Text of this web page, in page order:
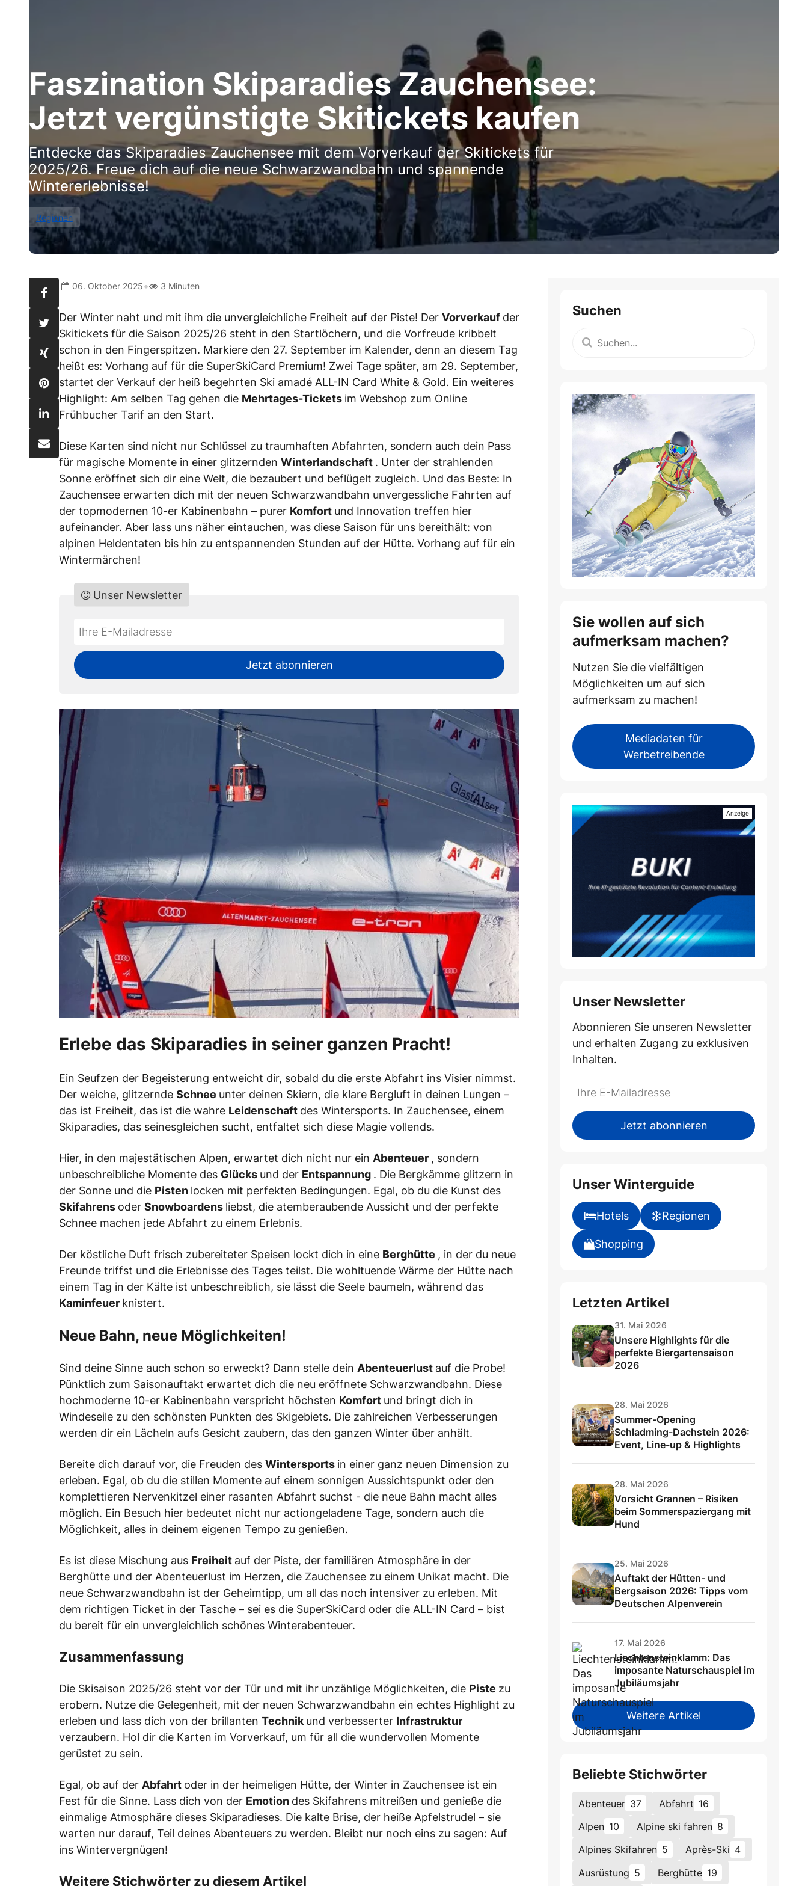
Faszination Skiparadies Zauchensee:
Jetzt vergünstigte Skitickets kaufen
Entdecke das Skiparadies Zauchensee mit dem Vorverkauf der Skitickets für
2025/26. Freue dich auf die neue Schwarzwandbahn und spannende
Wintererlebnisse!
Regionen
06. Oktober 2025• 3 Minuten
Der Winter naht und mit ihm die unvergleichliche Freiheit auf der Piste! Der Vorverkauf der
Skitickets für die Saison 2025/26 steht in den Startlöchern, und die Vorfreude kribbelt
schon in den Fingerspitzen. Markiere den 27. September im Kalender, denn an diesem Tag
heißt es: Vorhang auf für die SuperSkiCard Premium! Zwei Tage später, am 29. September,
startet der Verkauf der heiß begehrten Ski amadé ALL-IN Card White & Gold. Ein weiteres
Highlight: Am selben Tag gehen die Mehrtages-Tickets im Webshop zum Online
Frühbucher Tarif an den Start.
Diese Karten sind nicht nur Schlüssel zu traumhaften Abfahrten, sondern auch dein Pass
für magische Momente in einer glitzernden Winterlandschaft . Unter der strahlenden
Sonne eröffnet sich dir eine Welt, die bezaubert und beflügelt zugleich. Und das Beste: In
Zauchensee erwarten dich mit der neuen Schwarzwandbahn unvergessliche Fahrten auf
der topmodernen 10-er Kabinenbahn – purer Komfort und Innovation treffen hier
aufeinander. Aber lass uns näher eintauchen, was diese Saison für uns bereithält: von
alpinen Heldentaten bis hin zu entspannenden Stunden auf der Hütte. Vorhang auf für ein
Wintermärchen!
Do
fill
this
Unser Newsletter
*Ihre
Mailadresse:
Jetzt abonnieren
Erlebe das Skiparadies in seiner ganzen Pracht!
Ein Seufzen der Begeisterung entweicht dir, sobald du die erste Abfahrt ins Visier nimmst.
Der weiche, glitzernde Schnee unter deinen Skiern, die klare Bergluft in deinen Lungen –
das ist Freiheit, das ist die wahre Leidenschaft des Wintersports. In Zauchensee, einem
Skiparadies, das seinesgleichen sucht, entfaltet sich diese Magie vollends.
Hier, in den majestätischen Alpen, erwartet dich nicht nur ein Abenteuer , sondern
unbeschreibliche Momente des Glücks und der Entspannung . Die Bergkämme glitzern in
der Sonne und die Pisten locken mit perfekten Bedingungen. Egal, ob du die Kunst des
Skifahrens oder Snowboardens liebst, die atemberaubende Aussicht und der perfekte
Schnee machen jede Abfahrt zu einem Erlebnis.
Der köstliche Duft frisch zubereiteter Speisen lockt dich in eine Berghütte , in der du neue
Freunde triffst und die Erlebnisse des Tages teilst. Die wohltuende Wärme der Hütte nach
einem Tag in der Kälte ist unbeschreiblich, sie lässt die Seele baumeln, während das
Kaminfeuer knistert.
Neue Bahn, neue Möglichkeiten!
Sind deine Sinne auch schon so erweckt? Dann stelle dein Abenteuerlust auf die Probe!
Pünktlich zum Saisonauftakt erwartet dich die neu eröffnete Schwarzwandbahn. Diese
hochmoderne 10-er Kabinenbahn verspricht höchsten Komfort und bringt dich in
Windeseile zu den schönsten Punkten des Skigebiets. Die zahlreichen Verbesserungen
werden dir ein Lächeln aufs Gesicht zaubern, das den ganzen Winter über anhält.
Bereite dich darauf vor, die Freuden des Wintersports in einer ganz neuen Dimension zu
erleben. Egal, ob du die stillen Momente auf einem sonnigen Aussichtspunkt oder den
komplettieren Nervenkitzel einer rasanten Abfahrt suchst - die neue Bahn macht alles
möglich. Ein Besuch hier bedeutet nicht nur actiongeladene Tage, sondern auch die
Möglichkeit, alles in deinem eigenen Tempo zu genießen.
Es ist diese Mischung aus Freiheit auf der Piste, der familiären Atmosphäre in der
Berghütte und der Abenteuerlust im Herzen, die Zauchensee zu einem Unikat macht. Die
neue Schwarzwandbahn ist der Geheimtipp, um all das noch intensiver zu erleben. Mit
dem richtigen Ticket in der Tasche – sei es die SuperSkiCard oder die ALL-IN Card – bist
du bereit für ein unvergleichlich schönes Winterabenteuer.
Zusammenfassung
Die Skisaison 2025/26 steht vor der Tür und mit ihr unzählige Möglichkeiten, die Piste zu
erobern. Nutze die Gelegenheit, mit der neuen Schwarzwandbahn ein echtes Highlight zu
erleben und lass dich von der brillanten Technik und verbesserter Infrastruktur
verzaubern. Hol dir die Karten im Vorverkauf, um für all die wundervollen Momente
gerüstet zu sein.
Egal, ob auf der Abfahrt oder in der heimeligen Hütte, der Winter in Zauchensee ist ein
Fest für die Sinne. Lass dich von der Emotion des Skifahrens mitreißen und genieße die
einmalige Atmosphäre dieses Skiparadieses. Die kalte Brise, der heiße Apfelstrudel – sie
warten nur darauf, Teil deines Abenteuers zu werden. Bleibt nur noch eins zu sagen: Auf
ins Wintervergnügen!
Weitere Stichwörter zu diesem Artikel
Suchen
Sie wollen auf sich
aufmerksam machen?
Nutzen Sie die vielfältigen
Möglichkeiten um auf sich
aufmerksam zu machen!
Mediadaten für
Werbetreibende
Unser Newsletter
Abonnieren Sie unseren Newsletter
und erhalten Zugang zu exklusiven
Inhalten.
Do
fill
this
*Ihre
Mailadresse:Jetzt abonnieren
Unser Winterguide
Hotels Regionen
Shopping
Letzten Artikel
31. Mai 2026
Unsere Highlights für die
perfekte Biergartensaison
2026
28. Mai 2026
Summer-Opening
Schladming-Dachstein 2026:
Event, Line-up & Highlights
28. Mai 2026
Vorsicht Grannen – Risiken
beim Sommerspaziergang mit
Hund
25. Mai 2026
Auftakt der Hütten- und
Bergsaison 2026: Tipps vom
Deutschen Alpenverein
17. Mai 2026
Liechtensteinklamm: Das
imposante Naturschauspiel im
Jubiläumsjahr
Weitere Artikel
Beliebte Stichwörter
Abenteuer 37 Abfahrt 16
Alpen 10 Alpine ski fahren 8
Alpines Skifahren 5 Après-Ski 4
Ausrüstung 5 Berghütte 19